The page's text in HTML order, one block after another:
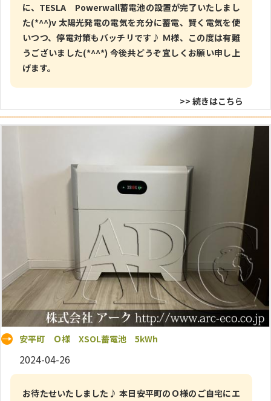
に、TESLA Powerwall蓄電池の設置が完了いたしまし
た(*^^)v 太陽光発電の電気を充分に蓄電、賢く電気を使
いつつ、停電対策もバッチリです♪ Ｍ様、この度は有難
うございました(*^^*) 今後共どうぞ宜しくお願い申し上
げます。
>> 続きはこちら
安平町 Ｏ様 XSOL蓄電池 5kWh
2024-04-26
お待たせいたしました♪ 本日安平町のＯ様のご自宅にエ